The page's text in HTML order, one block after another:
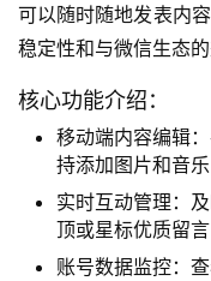
可以随时随地发表内
稳定性和与微信生态
核心功能介绍：
移动端内容编辑
持添加图片和音乐
实时互动管理：
顶或星标优质留言
账号数据监控：